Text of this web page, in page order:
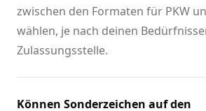
zwischen den Formaten für PKW
wählen, je nach deinen
Zulassungsstelle.
Können Sonderzeichen auf den